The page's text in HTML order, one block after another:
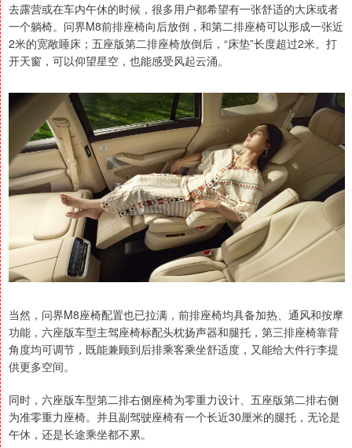
去露营或在车内午休的时候，很多用户都希望有一张舒适的大床或者
一个躺椅。问界M8前排座椅向后放倒，和第二排座椅可以形成一张近
2米的宽敞睡床；五座版第二排座椅放倒后，“床垫”长度超过2米。打
开天窗，可以仰望星空，也能感受风起云涌。
当然，问界M8座椅配置也已拉满，前排座椅均具备加热、通风和按摩
功能，六座版车型主驾座椅标配头枕扬声器和腿托，第三排座椅靠背
角度均可调节，既能兼顾到后排乘客乘坐舒适度，又能给大件行李提
供更多空间。
同时，六座版车型第二排右侧座椅为零重力设计、五座版第二排右侧
为准零重力座椅。并且副驾驶座椅有一个长近30厘米的腿托，无论是
午休，还是长途乘坐都不累。